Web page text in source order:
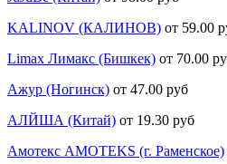
KALINOV (КАЛИНОВ) от 59.00
Limax Лимакс (Бишкек) от 70.00
Ажур (Ногинск) от 47.00 руб
АЛЙША (Китай) от 19.30 руб
Амотекс AMOTEKS (г. Раменское)